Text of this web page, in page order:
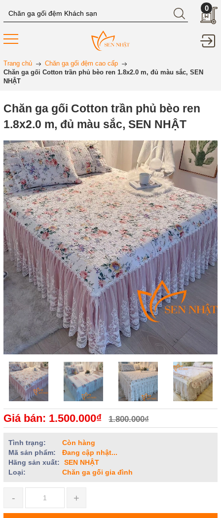
0
Trang chủ
Chăn ga gối đệm cao cấp
Chăn ga gối Cotton trần phủ bèo ren 1.8x2.0 m, đủ màu sắc, SEN
NHẬT
Chăn ga gối Cotton trần phủ bèo ren
1.8x2.0 m, đủ màu sắc, SEN NHẬT
Giá bán: 1.500.000₫ 1.800.000₫
Tình trạng:
Còn hàng
Mã sản phẩm:
Đang cập nhật...
Hãng sản xuất:
SEN NHẬT
Loại:
Chăn ga gối gia đình
- +